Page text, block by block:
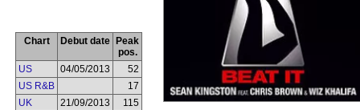
Chart Debut date
Peak
pos.
US
04/05/2013
52
US R&B
17
UK
21/09/2013 115